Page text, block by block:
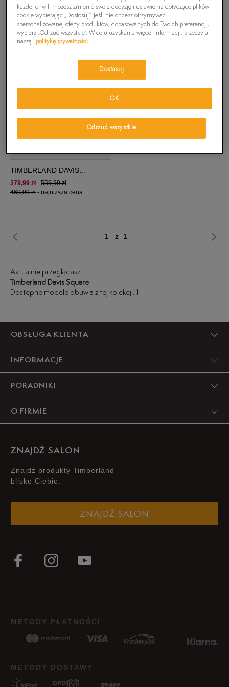
REKOMENDOWANE ▾
Aktualnie przeglądasz:
Timberland Davis Square
Dostępne modele obuwia z tej kolekcji: 1
TIMBERLAND DAVIS
SQUARE F/L CHUKKA
559,99 zł
379,99 zł
469,99 zł - najniższa cena
z 1
OBSŁUGA KLIENTA
INFORMACJE
PORADNIKI
O FIRMIE
ZNAJDŹ SALON
Znajdż produkty Timberland
blisko Ciebie.
ZNAJDŹ SALON
METODY PŁATNOŚCI
METODY DOSTAWY
każdej chwili możesz zmienić swoją decyzję i ustawienia dotyczące plików
cookie wybierając „Dostosuj”. Jeśli nie chcesz otrzymywać
spersonalizowanej oferty produktów, dopasowanych do Twoich preferencji,
wybierz „Odrzuć wszystkie”. W celu uzyskania więcej informacji, przeczytaj
naszą
politykę prywatności.
Dostosuj
Odrzuć wszystkie
OK